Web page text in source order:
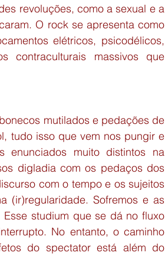
revoluções, como a sexual e a
O rock se apresenta como
elétricos, psicodélicos,
contraculturais massivos que
mutilados e pedações de
tudo isso que vem nos pungir e
enunciados muito distintos na
digladia com os pedaços dos
com o tempo e os sujeitos
(ir)regularidade. Sofremos e as
studium que se dá no fluxo
No entanto, o caminho
do spectator está além do